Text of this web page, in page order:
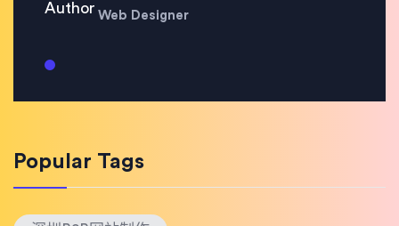
Web Designer
Popular Tags